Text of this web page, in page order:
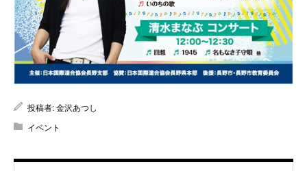
投稿者: 金沢あつし
イベント